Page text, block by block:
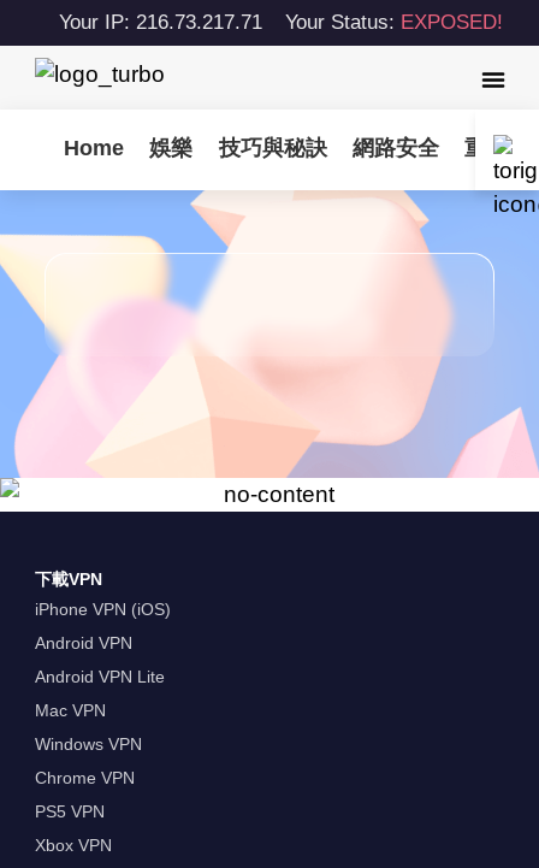
Your IP: 216.73.217.71 Your Status: EXPOSED!
Home 娛樂 技巧與秘訣 網路安全 重要更
下載VPN
iPhone VPN (iOS)
Android VPN
Android VPN Lite
Mac VPN
Windows VPN
Chrome VPN
PS5 VPN
Xbox VPN